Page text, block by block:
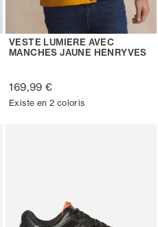
VESTE LUMIERE AVEC
MANCHES JAUNE HENRYVES
169,99 €
Existe en 2 coloris